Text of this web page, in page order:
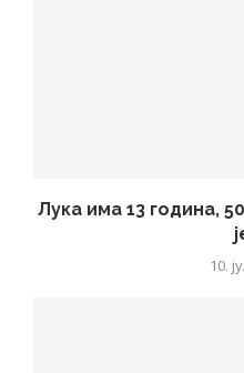
Лука има 13 година,
10.